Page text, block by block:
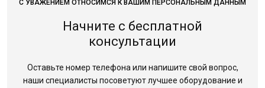
С УВАЖЕНИЕМ ОТНОСИМСЯ К ВАШИМ ПЕРСОНАЛЬНЫМ ДАННЫМ
Начните с бесплатной
консультации
Оставьте номер телефона или напишите свой вопрос,
наши специалисты посоветуют лучшее оборудование и